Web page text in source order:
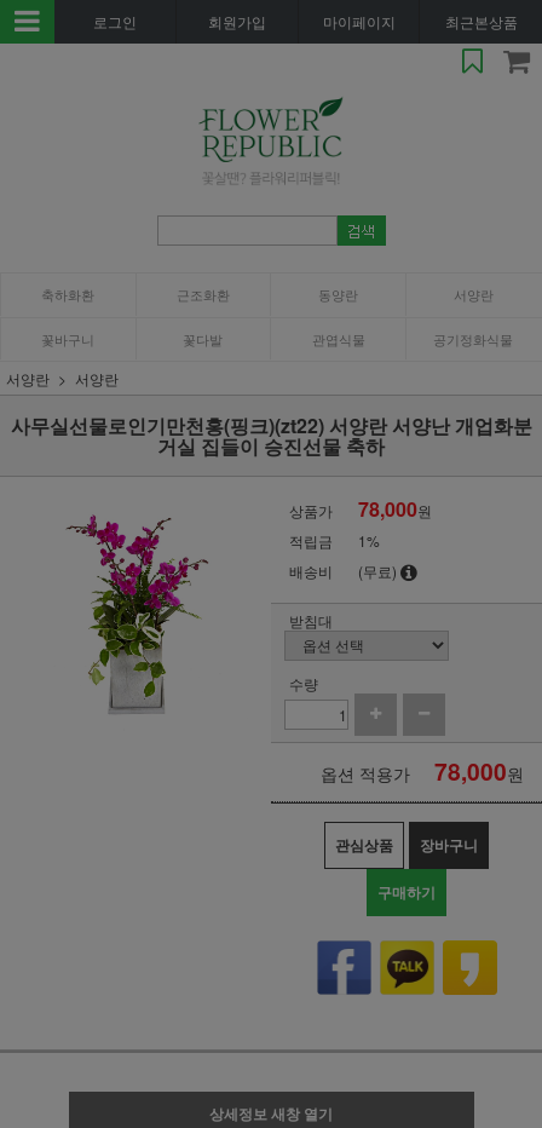
로그인 회원가입 마이페이지 최근본상품
축하화환 근조화환 동양란 서양란
꽃바구니 꽃다발 관엽식물 공기정화식물
서양란 서양란
사무실선물로인기만천홍(핑크)(zt22) 서양란 서양난 개업화분
거실 집들이 승진선물 축하
상품가 78,000원
적립금
1%
배송비
(무료)
받침대
수량
옵션 적용가 78,000원
관심상품 장바구니
구매하기
상세정보 새창 열기